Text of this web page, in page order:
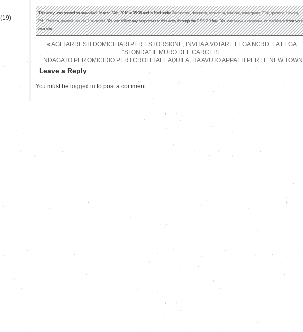
This entry was posted on mercoledì, Marzo 24th, 2010 at 05:06 and is filed underBerlusconi,denuncia,economia,elezioni,emergenza,Fini,governo,Lavoro,
PdL,Politica,povertà,scuola,Università. You can follow any responses to this entry through theRSS 2.0feed. You canleave a response, ortrackbackfrom your
own site.
« AGLI ARRESTI DOMICILIARI PER ESTORSIONE, INVITA A VOTARE LEGA NORD: LA LEGA
“SFONDA” IL MURO DEL CARCERE
INDAGATO PER OMICIDIO PER I CROLLI ALL’AQUILA, HA AVUTO APPALTI PER LE NEW TOWN
Leave a Reply
You must be logged in to post a comment.
(19)